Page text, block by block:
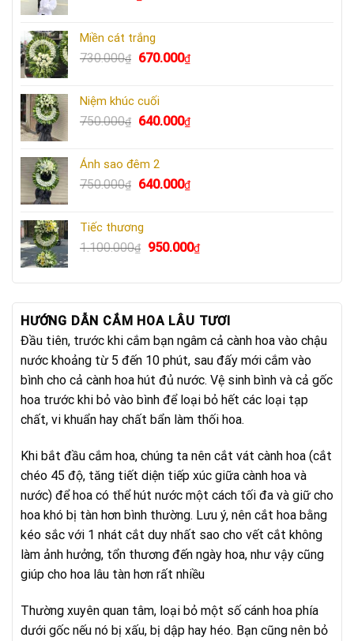
Miền cát trắng
730.000₫
Giá
730.000₫.
670.000₫Giá
670.000₫.
Niệm khúc cuối
750.000₫
Giá
750.000₫.
640.000₫Giá
640.000₫.
Ánh sao đêm 2
750.000₫
Giá
750.000₫.
640.000₫Giá
640.000₫.
Tiếc thương
1.100.000₫
Giá
là:
950.000₫Giá
tại
950.000₫.
HƯỚNG DẪN CẮM HOA LÂU TƯƠI
Đầu tiên, trước khi cắm bạn ngâm cả cành hoa vào chậu
nước khoảng từ 5 đến 10 phút, sau đấy mới cắm vào
bình cho cả cành hoa hút đủ nước. Vệ sinh bình và cả gốc
hoa trước khi bỏ vào bình để loại bỏ hết các loại tạp
chất, vi khuẩn hay chất bẩn làm thối hoa.
Khi bắt đầu cắm hoa, chúng ta nên cắt vát cành hoa (cắt
chéo 45 độ, tăng tiết diện tiếp xúc giữa cành hoa và
nước) để hoa có thể hút nước một cách tối đa và giữ cho
hoa khó bị tàn hơn bình thường. Lưu ý, nên cắt hoa bằng
kéo sắc với 1 nhát cắt duy nhất sao cho vết cắt không
làm ảnh hưởng, tổn thương đến ngày hoa, như vậy cũng
giúp cho hoa lâu tàn hơn rất nhiều
Thường xuyên quan tâm, loại bỏ một số cánh hoa phía
dưới gốc nếu nó bị xấu, bị dập hay héo. Bạn cũng nên bỏ